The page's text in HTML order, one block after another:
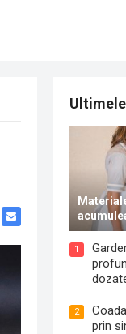
1
2
prin